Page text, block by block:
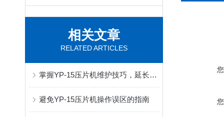
相关文章
RELATED ARTICLES
掌握YP-15压片机维护技巧，延长使用寿命
避免YP-15压片机操作误区的指南